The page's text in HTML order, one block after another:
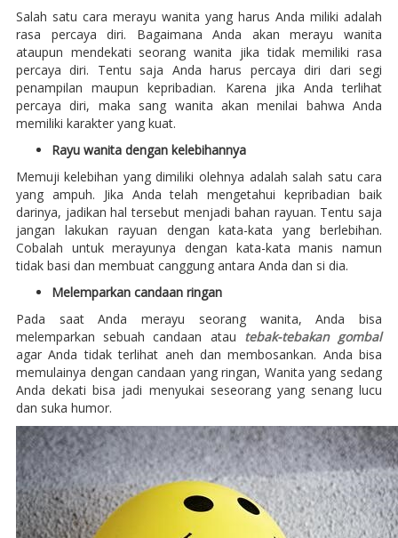
Salah satu cara merayu wanita yang harus Anda miliki adalah
rasa percaya diri. Bagaimana Anda akan merayu wanita
ataupun mendekati seorang wanita jika tidak memiliki rasa
percaya diri. Tentu saja Anda harus percaya diri dari segi
penampilan maupun kepribadian. Karena jika Anda terlihat
percaya diri, maka sang wanita akan menilai bahwa Anda
memiliki karakter yang kuat.
Rayu wanita dengan kelebihannya
Memuji kelebihan yang dimiliki olehnya adalah salah satu cara
yang ampuh. Jika Anda telah mengetahui kepribadian baik
darinya, jadikan hal tersebut menjadi bahan rayuan. Tentu saja
jangan lakukan rayuan dengan kata-kata yang berlebihan.
Cobalah untuk merayunya dengan kata-kata manis namun
tidak basi dan membuat canggung antara Anda dan si dia.
Melemparkan candaan ringan
Pada saat Anda merayu seorang wanita, Anda bisa
melemparkan sebuah candaan atau tebak-tebakan gombal
agar Anda tidak terlihat aneh dan membosankan. Anda bisa
memulainya dengan candaan yang ringan, Wanita yang sedang
Anda dekati bisa jadi menyukai seseorang yang senang lucu
dan suka humor.